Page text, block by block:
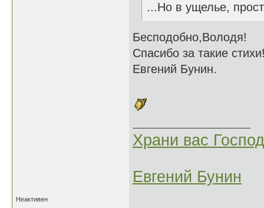
...Но в ущелье,
Бесподобно,Володя!
Спасибо за такие
Евгений Бунин.
Храни вас
Евгений Бунин
Неактивен